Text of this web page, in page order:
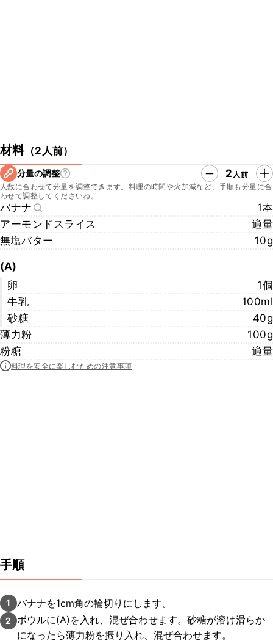
材料（2人前）
分量の調整 2 人前
人数に合わせて分量を調整できます。料理の時間や火加減など、手順も分量に合
わせて調整してくださいね。
バナナ
1本
アーモンドスライス
適量
無塩バター
10g
(A)
卵
1個
牛乳
100ml
砂糖
40g
薄力粉
100g
粉糖
適量
料理を安全に楽しむための注意事項
手順
1 バナナを1cm角の輪切りにします。
2
ボウルに(A)を入れ、混ぜ合わせます。砂糖が溶け滑らか
になったら薄力粉を振り入れ、混ぜ合わせます。